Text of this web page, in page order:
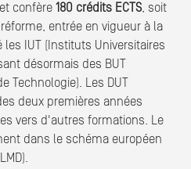
et confère 180 crédits ECTS, soit
entrée en vigueur à la
les IUT (Instituts Universitaires
désormais des BUT
Technologie). Les DUT
deux premières années
vers d'autres formations. Le
dans le schéma européen